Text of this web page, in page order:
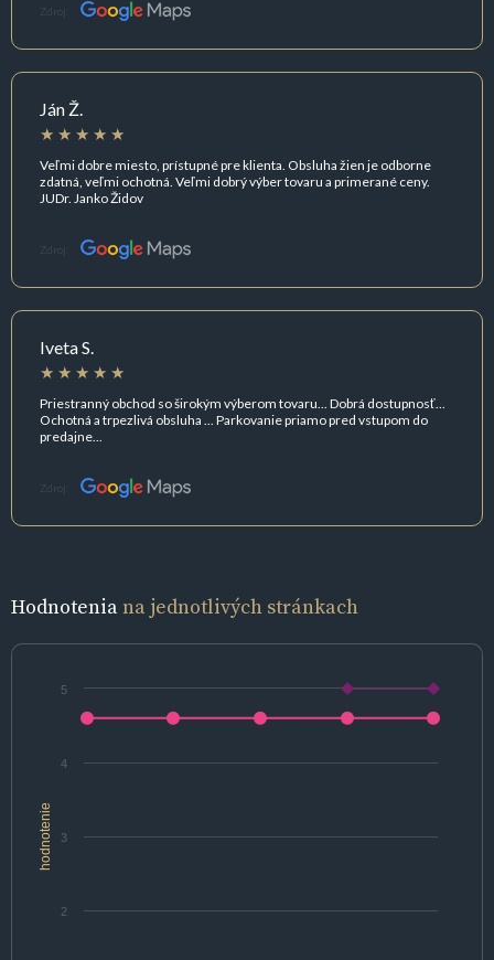
Zdroj:
Ján Ž.
Veľmi dobre miesto, prístupné pre klienta. Obsluha žien je odborne
zdatná, veľmi ochotná. Veľmi dobrý výber tovaru a primerané ceny.
JUDr. Janko Židov
Zdroj:
Iveta S.
Priestranný obchod so širokým výberom tovaru... Dobrá dostupnosť...
Ochotná a trpezlivá obsluha ... Parkovanie priamo pred vstupom do
predajne...
Zdroj:
Hodnoteniana jednotlivých stránkach
hodnotenie
2
3
4
5